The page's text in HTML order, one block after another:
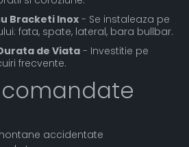
Bracketi Inox - Se instaleaza pe
fata, spate, lateral, bara bullbar.
de Viata - Investitie pe
frecvente.
accidentate